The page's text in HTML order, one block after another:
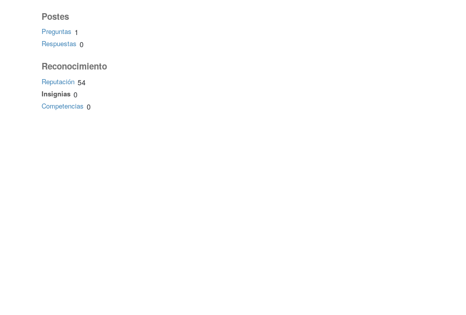
Postes
Preguntas 1
Respuestas 0
Reconocimiento
Reputación 54
Insignias 0
Competencias 0